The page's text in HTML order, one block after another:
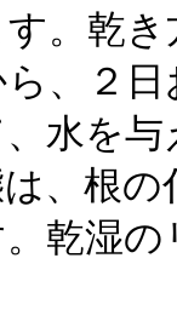
。乾
、２
水を
、根
乾湿